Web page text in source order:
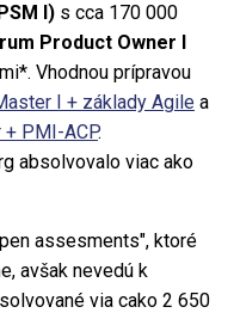
I) s cca 170 000
Product Owner I
Vhodnou prípravou
I + základy Agile a
PMI-ACP.
absolvovalo viac ako
assesments", ktoré
avšak nevedú k
via cako 2 650